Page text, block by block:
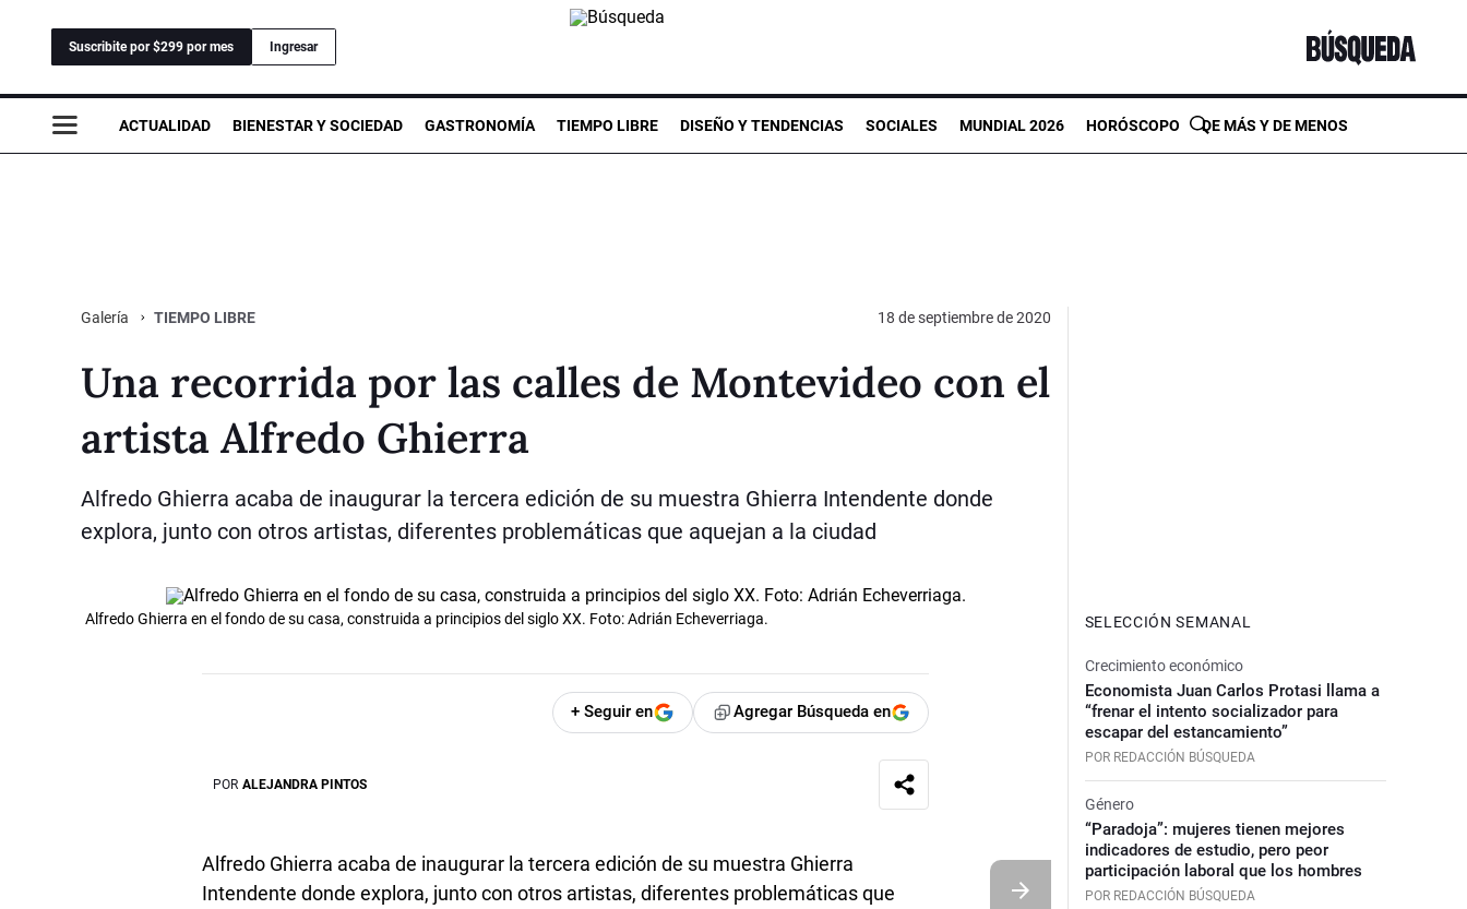
Suscribite por $299 por mes Ingresar
ACTUALIDAD BIENESTAR Y SOCIEDAD GASTRONOMÍA TIEMPO LIBRE DISEÑO Y TENDENCIAS SOCIALES MUNDIAL 2026 HORÓSCOPO DE MÁS Y DE MENOS
Galería TIEMPO LIBRE 18 de septiembre de 2020
Una recorrida por las calles de Montevideo con el
artista Alfredo Ghierra
Alfredo Ghierra acaba de inaugurar la tercera edición de su muestra Ghierra Intendente donde
explora, junto con otros artistas, diferentes problemáticas que aquejan a la ciudad
Alfredo Ghierra en el fondo de su casa, construida a principios del siglo XX. Foto: Adrián Echeverriaga.
+ Seguir en Agregar Búsqueda en
POR ALEJANDRA PINTOS
Alfredo Ghierra acaba de inaugurar la tercera edición de su muestra Ghierra
Intendente donde explora, junto con otros artistas, diferentes problemáticas que
SELECCIÓN SEMANAL
Crecimiento económico
Economista Juan Carlos Protasi llama a
“frenar el intento socializador para
escapar del estancamiento”
POR REDACCIÓN BÚSQUEDA
Género
“Paradoja”: mujeres tienen mejores
indicadores de estudio, pero peor
participación laboral que los hombres
POR REDACCIÓN BÚSQUEDA